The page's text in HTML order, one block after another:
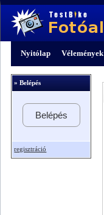
Nyitólap Vélemények
» Belépés
Belépés
regisztráció